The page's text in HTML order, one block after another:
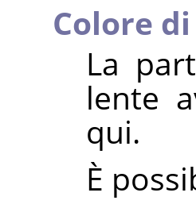
Colore
La
lente
qui.
È